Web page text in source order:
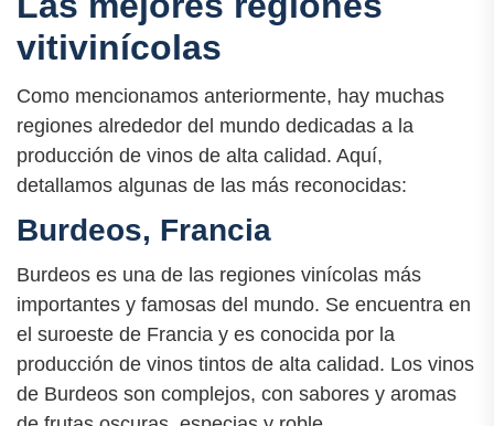
vitivinícolas
Como mencionamos anteriormente, hay muchas
regiones alrededor del mundo dedicadas a la
producción de vinos de alta calidad. Aquí,
detallamos algunas de las más reconocidas:
Burdeos, Francia
Burdeos es una de las regiones vinícolas más
importantes y famosas del mundo. Se encuentra en
el suroeste de Francia y es conocida por la
producción de vinos tintos de alta calidad. Los vinos
de Burdeos son complejos, con sabores y aromas